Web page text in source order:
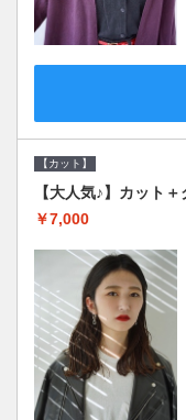
【カット】
【大人気♪】カット
￥7,000